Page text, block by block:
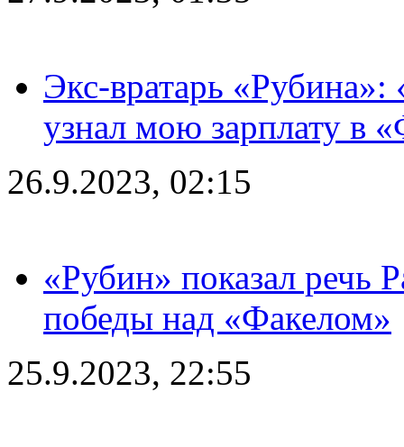
Экс-вратарь «Рубина»:
узнал мою зарплату в
26.9.2023, 02:15
«Рубин» показал речь
победы над «Факелом»
25.9.2023, 22:55